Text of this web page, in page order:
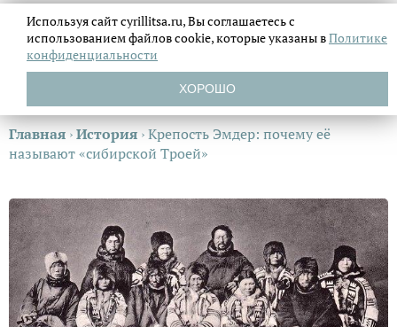
Главная ›История ›Крепость Эмдер: почему её
называют «сибирской Троей»
Используя сайт cyrillitsa.ru, Вы соглашаетесь с
использованием файловcookie, которые указаны вПолитике
конфиденциальности
ХОРОШО